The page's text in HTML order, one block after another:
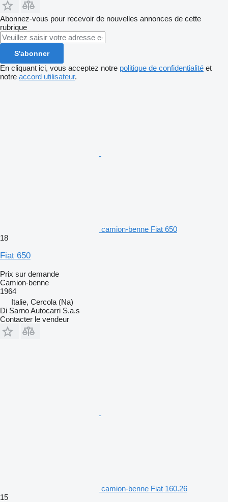
Abonnez-vous pour recevoir de nouvelles annonces de cette
rubrique
S'abonner
En cliquant ici, vous acceptez notre politique de confidentialité et
notre accord utilisateur.
camion-benne Fiat 650
18
Fiat 650
Prix sur demande
Camion-benne
1964
Italie, Cercola (Na)
Di Sarno Autocarri S.a.s
Contacter le vendeur
camion-benne Fiat 160.26
15